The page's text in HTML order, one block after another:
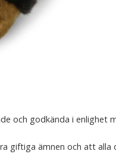
och godkända i enlighet
giftiga ämnen och att alla